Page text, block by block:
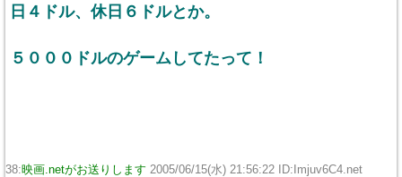
日４ドル、休日６ドルとか。
５０００ドルのゲームしてたって！
38:映画.netがお送りします 2005/06/15(水) 21:56:22 ID:Imjuv6C4.net